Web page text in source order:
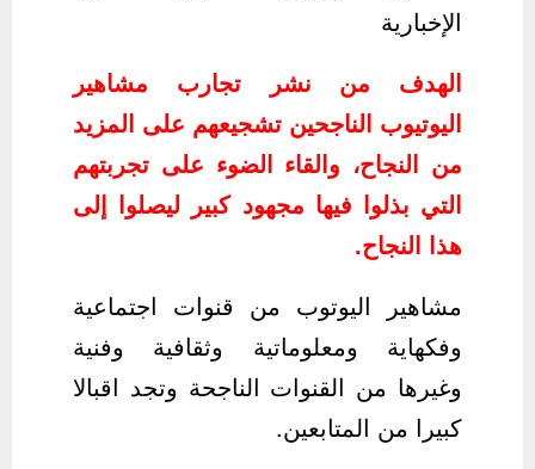
الإخبارية
الهدف من نشر تجارب مشاهير
اليوتيوب الناجحين تشجيعهم على المزيد
من النجاح، والقاء الضوء على تجربتهم
التي بذلوا فيها مجهود كبير ليصلوا إلى
هذا النجاح.
مشاهير اليوتوب من قنوات اجتماعية
وفكهاية ومعلوماتية وثقافية وفنية
وغيرها من القنوات الناجحة وتجد اقبالا
كبيرا من المتابعين.